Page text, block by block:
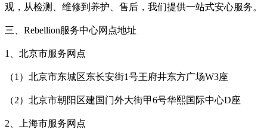
观，从检测、维修到养护、售后，我们提供一站式安心服务。
三、Rebellion服务中心网点地址
1、北京市服务网点
（1）北京市东城区东长安街1号王府井东方广场W3座
（2）北京市朝阳区建国门外大街甲6号华熙国际中心D座
2、上海市服务网点